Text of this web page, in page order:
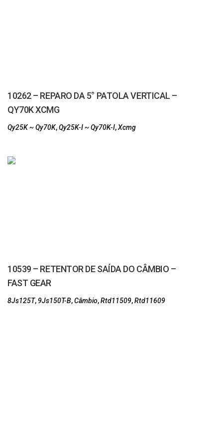
10262 – REPARO DA 5° PATOLA VERTICAL –
QY70K XCMG
Qy25K ~ Qy70K,Qy25K-I ~ Qy70K-I,Xcmg
10539 – RETENTOR DE SAÍDA DO CÂMBIO –
FAST GEAR
8Js125T, 9Js150T-B,Câmbio,Rtd11509,Rtd11609